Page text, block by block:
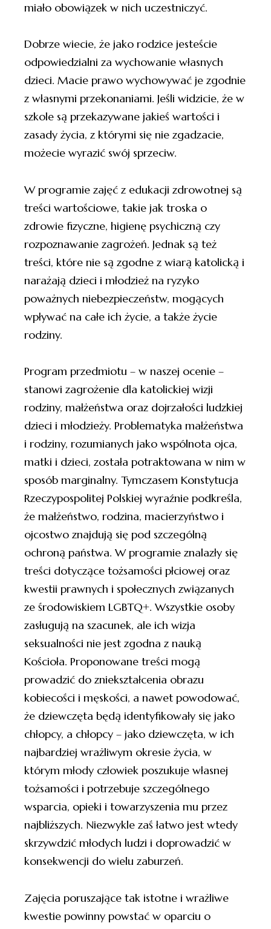
miało obowiązek w nich uczestniczyć.
Dobrze wiecie, że jako rodzice jesteście
odpowiedzialni za wychowanie własnych
dzieci. Macie prawo wychowywać je zgodnie
z własnymi przekonaniami. Jeśli widzicie, że w
szkole są przekazywane jakieś wartości i
zasady życia, z którymi się nie zgadzacie,
możecie wyrazić swój sprzeciw.
W programie zajęć z edukacji zdrowotnej są
treści wartościowe, takie jak troska o
zdrowie fizyczne, higienę psychiczną czy
rozpoznawanie zagrożeń. Jednak są też
treści, które nie są zgodne z wiarą katolicką i
narażają dzieci i młodzież na ryzyko
poważnych niebezpieczeństw, mogących
wpływać na całe ich życie, a także życie
rodziny.
Program przedmiotu – w naszej ocenie –
stanowi zagrożenie dla katolickiej wizji
rodziny, małżeństwa oraz dojrzałości ludzkiej
dzieci i młodzieży. Problematyka małżeństwa
i rodziny, rozumianych jako wspólnota ojca,
matki i dzieci, została potraktowana w nim w
sposób marginalny. Tymczasem Konstytucja
Rzeczypospolitej Polskiej wyraźnie podkreśla,
że małżeństwo, rodzina, macierzyństwo i
ojcostwo znajdują się pod szczególną
ochroną państwa. W programie znalazły się
treści dotyczące tożsamości płciowej oraz
kwestii prawnych i społecznych związanych
ze środowiskiem LGBTQ+. Wszystkie osoby
zasługują na szacunek, ale ich wizja
seksualności nie jest zgodna z nauką
Kościoła. Proponowane treści mogą
prowadzić do zniekształcenia obrazu
kobiecości i męskości, a nawet powodować,
że dziewczęta będą identyfikowały się jako
chłopcy, a chłopcy – jako dziewczęta, w ich
najbardziej wrażliwym okresie życia, w
którym młody człowiek poszukuje własnej
tożsamości i potrzebuje szczególnego
wsparcia, opieki i towarzyszenia mu przez
najbliższych. Niezwykle zaś łatwo jest wtedy
skrzywdzić młodych ludzi i doprowadzić w
konsekwencji do wielu zaburzeń.
Zajęcia poruszające tak istotne i wrażliwe
kwestie powinny powstać w oparciu o